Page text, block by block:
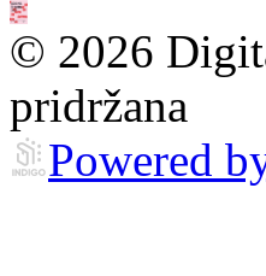
© 2026
pridržana
Powered